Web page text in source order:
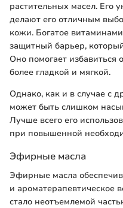
растительных масел. Его
делают его отличным
кожи. Богатое
защитный барьер,
Оно помогает
более гладкой и мягкой.
Однако, как и в случае с
может быть слишком
Лучше всего его
при повышенной
Эфирные масла
Эфирные масла
и ароматерапевтическое
стало неотъемлемой